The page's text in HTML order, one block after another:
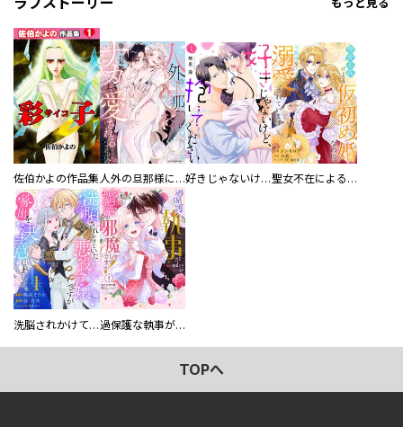
もっと見る
佐伯かよの作品集 人外の旦那様に娶られ毎晩ナカまで愛される…。アンソロジー 好きじゃないけど、抱いてください【電子単行本版／特典おまけ付き】 聖女不在による仮初め婚なのに、不器用な王太子に溺愛されています【電子単行本版／特典おまけ付き】
洗脳されかけていた悪役令嬢ですが家出を決意しました。【電子単行本版／特典おまけ付き】 過保護な執事が私の婚活を邪魔してきます！ 分冊版
TOPへ